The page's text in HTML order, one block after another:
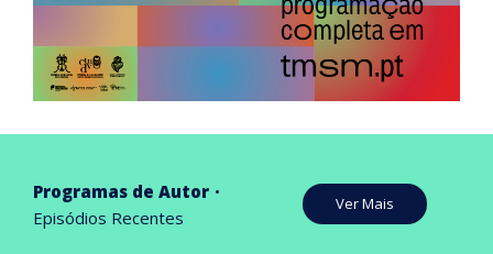
Programas de Autor
Episódios Recentes
Ver Mais